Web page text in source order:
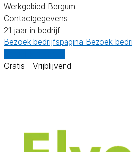
Werkgebied Bergum
Contactgegevens
21 jaar in bedrijf
Bezoek bedrijfspagina Bezoek
Gratis - Vrijblijvend